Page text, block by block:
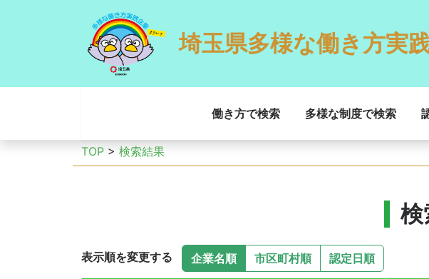
埼玉県多様な働き方実
働き方で検索 多様な制度で検索
TOP > 検索結果
検
表示順を変更する 企業名順 市区町村順 認定日順